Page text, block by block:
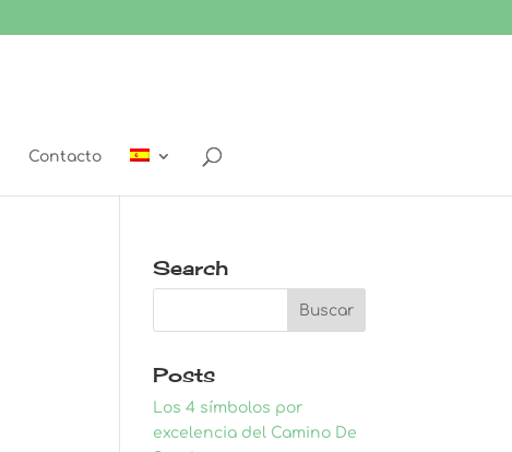
Contacto
Search
Posts
Los 4 símbolos por
excelencia del Camino De